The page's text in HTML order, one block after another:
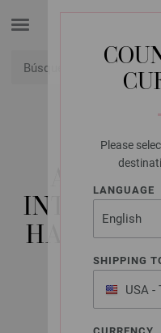
Please
LANGUAGE
SHIPPING
USA -
of America
AGUJAS
HAYA